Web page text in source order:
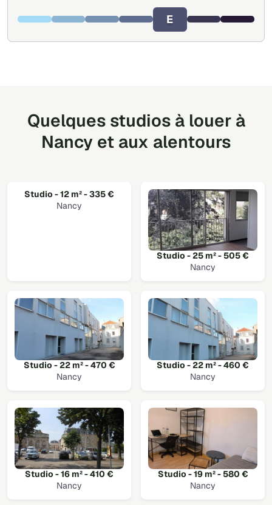
E
Quelques studios à louer à
Nancy et aux alentours
Studio - 12 m² - 335 €
Nancy
Studio - 25 m² - 505 €
Nancy
Studio - 22 m² - 470 €
Nancy
Studio - 22 m² - 460 €
Nancy
Studio - 16 m² - 410 €
Nancy
Studio - 19 m² - 580 €
Nancy